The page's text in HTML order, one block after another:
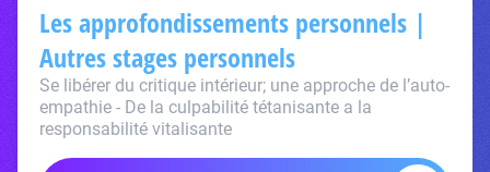
Les approfondissements personnels |
Autres stages personnels
Se libérer du critique intérieur; une approche de l’auto-
empathie - De la culpabilité tétanisante a la
responsabilité vitalisante